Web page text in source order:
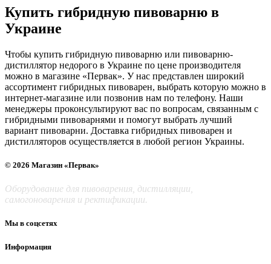
Купить гибридную пивоварню в
Украине
Чтобы купить гибридную пивоварню или пивоварню-
дистиллятор недорого в Украине по цене производителя
можно в магазине «Первак». У нас представлен широкий
ассортимент гибридных пивоварен, выбрать которую можно в
интернет-магазине или позвонив нам по телефону. Наши
менеджеры проконсультируют вас по вопросам, связанным с
гибридными пивоварнями и помогут выбрать лучший
вариант пивоварни. Доставка гибридных пивоварен и
дистилляторов осуществляется в любой регион Украины.
© 2026 Магазин «Первак»
Оборудование для пивоварения, дистилляции,
самогоноварения и ректификации.
Мы в соцсетях
Информация